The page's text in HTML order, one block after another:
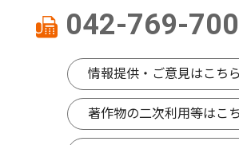
042-769-
情報提供・ご意見はこちら
著作物の二次利用等はこ